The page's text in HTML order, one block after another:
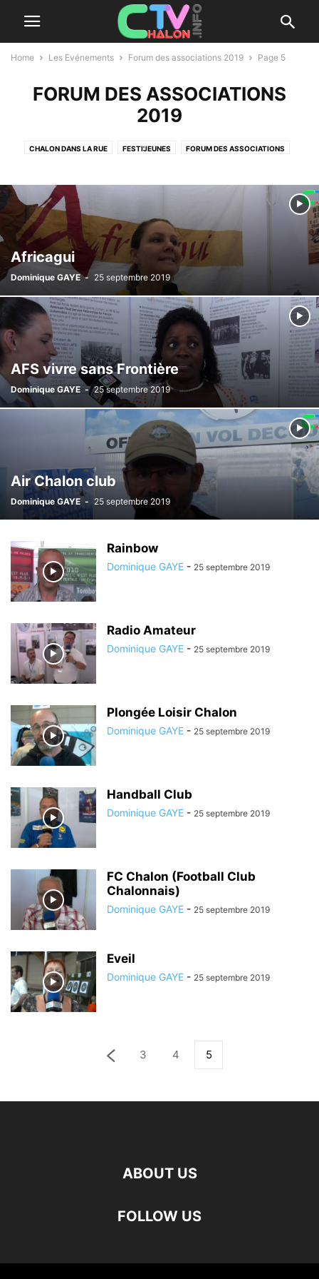
Home Les Evénements Forum des associations 2019 Page 5
FORUM DES ASSOCIATIONS
2019
CHALON DANS LA RUE FESTI'JEUNES FORUM DES ASSOCIATIONS
Africagui
Dominique GAYE - 25 septembre 2019
AFS vivre sans Frontière
Dominique GAYE - 25 septembre 2019
Air Chalon club
Dominique GAYE - 25 septembre 2019
Rainbow
Dominique GAYE - 25 septembre 2019
Radio Amateur
Dominique GAYE - 25 septembre 2019
Plongée Loisir Chalon
Dominique GAYE - 25 septembre 2019
Handball Club
Dominique GAYE - 25 septembre 2019
FC Chalon (Football Club
Chalonnais)
Dominique GAYE - 25 septembre 2019
Eveil
Dominique GAYE - 25 septembre 2019
3 4 5
ABOUT US
FOLLOW US